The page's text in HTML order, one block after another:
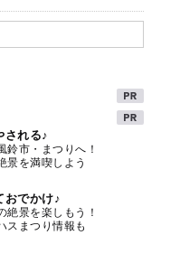
される♪
鈴市・まつりへ！
景を満喫しよう
おでかけ♪
絶景を楽しもう！
スまつり情報も